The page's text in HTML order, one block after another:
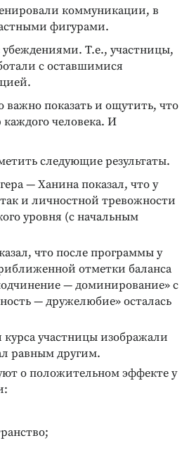
коммуникации, в
фигурами.
Т.е., участницы,
с оставшимися
важно показать и ощутить, что
человека. И
следующие результаты.
— Ханина показал, что у
и личностной тревожности
уровня (с начальным
что после программы у
отметки баланса
— доминирование» с
— дружелюбие» осталась
участницы изображали
равным другим.
о положительном эффекте у